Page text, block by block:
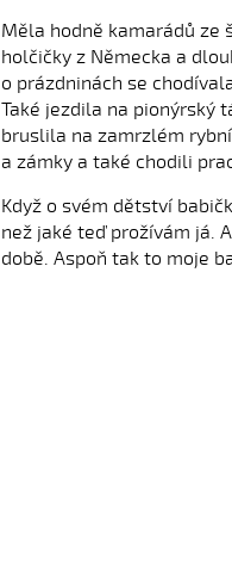
Měla hodně kamarádů ze
holčičky z Německa a
o prázdninách se
Také jezdila na pionýrský
bruslila na zamrzlém
a zámky a také chodili
Když o svém dětství
než jaké teď prožívám já.
době. Aspoň tak to moje